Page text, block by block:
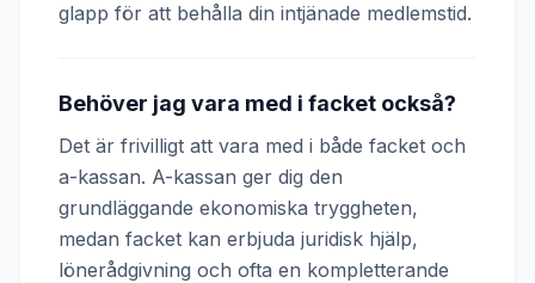
glapp för att behålla din intjänade medlemstid.
Behöver jag vara med i facket också?
Det är frivilligt att vara med i både facket och
a-kassan. A-kassan ger dig den
grundläggande ekonomiska tryggheten,
medan facket kan erbjuda juridisk hjälp,
lönerådgivning och ofta en kompletterande